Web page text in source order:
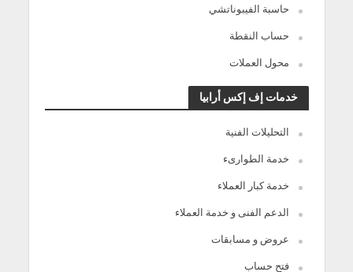
حاسبة الفيبوناتشي
حساب النقطة
محول العملات
خدمات إف إكس أرابيا
التحليلات الفنية
خدمة الطوارىء
خدمة كبار العملاء
الدعم الفنى و خدمة العملاء
عروض و مسابقات
فتح حساب